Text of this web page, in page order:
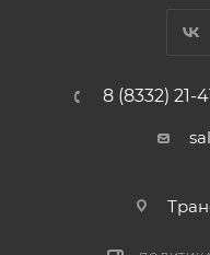
8 (8332) 21-